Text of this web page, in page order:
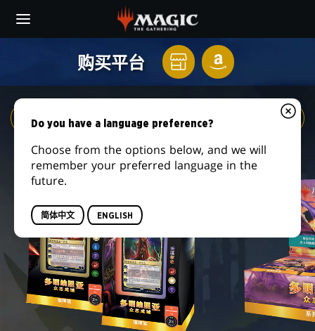
main
明
纳
亚：
成
购买平台
就
在
你
的
地
牌
亚
马
逊
多明纳里亚：众志成城产品组合
Do you have a language preference?
Choose from the options below, and we will
remember your preferred language in the
future.
简体中文 ENGLISH